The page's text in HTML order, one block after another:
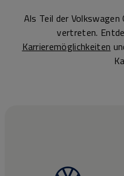
Als Teil der
vertreten.
Karrieremöglichkeiten